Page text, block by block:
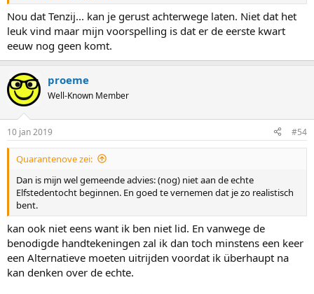
Nou dat Tenzij... kan je gerust achterwege laten. Niet dat het
leuk vind maar mijn voorspelling is dat er de eerste kwart
eeuw nog geen komt.
proeme
Well-Known Member
10 jan 2019 #54
Quarantenove zei:
Dan is mijn wel gemeende advies: (nog) niet aan de echte
Elfstedentocht beginnen. En goed te vernemen dat je zo realistisch
bent.
kan ook niet eens want ik ben niet lid. En vanwege de
benodigde handtekeningen zal ik dan toch minstens een keer
een Alternatieve moeten uitrijden voordat ik überhaupt na
kan denken over de echte.